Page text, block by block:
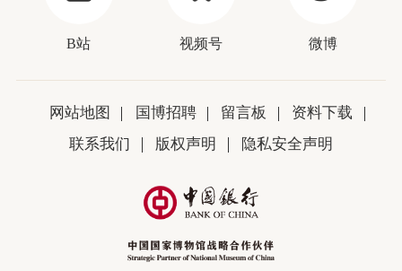
B站 视频号 微博
网站地图 国博招聘 留言板
资料下载
联系我们
版权声明 隐私安全声明